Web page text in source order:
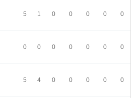
5 1 0 0 0 0 0
0 0 0 0 0 0 0
5 4 0 0 0 0 0